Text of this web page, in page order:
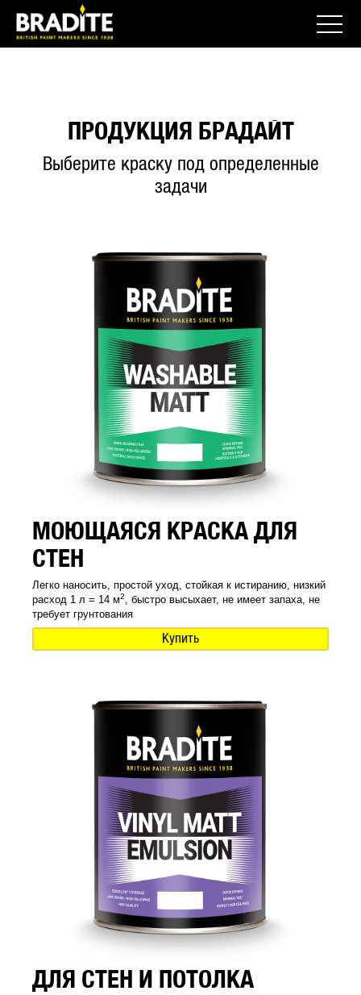
ПРОДУКЦИЯ БРАДАЙТ
Выберите краску под определенные
задачи
МОЮЩАЯСЯ КРАСКА ДЛЯ
СТЕН
Легко наносить, простой уход, стойкая к истиранию, низкий
расход 1 л = 14 м2
, быстро высыхает, не имеет запаха, не
требует грунтования
Купить
ДЛЯ СТЕН И ПОТОЛКА